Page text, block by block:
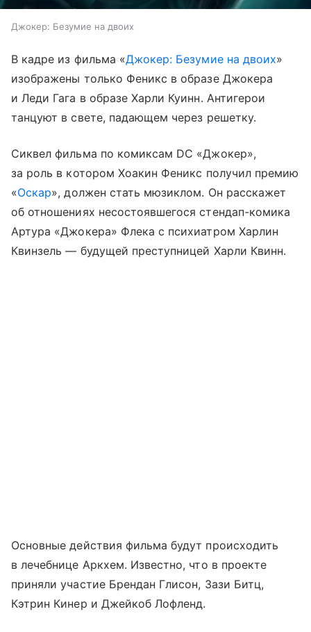
Джокер: Безумие на двоих
В кадре из фильма «Джокер: Безумие на двоих»
изображены только Феникс в образе Джокера
и Леди Гага в образе Харли Куинн. Антигерои
танцуют в свете, падающем через решетку.
Сиквел фильма по комиксам DC «Джокер»,
за роль в котором Хоакин Феникс получил премию
«Оскар», должен стать мюзиклом. Он расскажет
об отношениях несостоявшегося стендап-комика
Артура «Джокера» Флека с психиатром Харлин
Квинзель — будущей преступницей Харли Квинн.
Основные действия фильма будут происходить
в лечебнице Аркхем. Известно, что в проекте
приняли участие Брендан Глисон, Зази Битц,
Кэтрин Кинер и Джейкоб Лофленд.